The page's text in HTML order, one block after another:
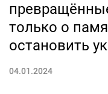
только о
остановить
04.01.2024